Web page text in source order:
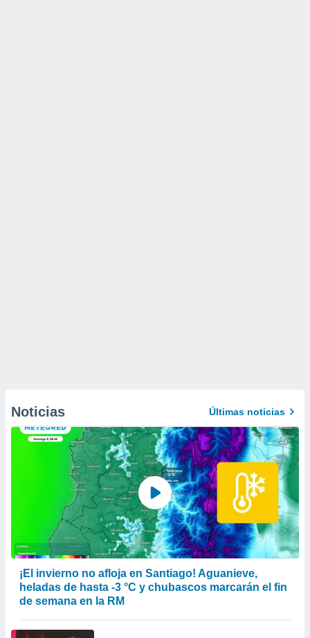
Noticias Últimas noticias
¡El invierno no afloja en Santiago! Aguanieve,
heladas de hasta -3 °C y chubascos marcarán el fin
de semana en la RM